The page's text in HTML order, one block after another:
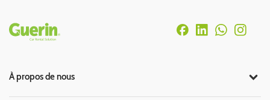
Rodapé
À propos de nous